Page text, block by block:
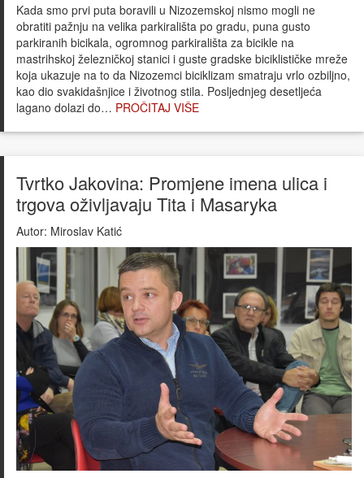
Kada smo prvi puta boravili u Nizozemskoj nismo mogli ne
obratiti pažnju na velika parkirališta po gradu, puna gusto
parkiranih bicikala, ogromnog parkirališta za bicikle na
mastrihskoj železničkoj stanici i guste gradske biciklističke mreže
koja ukazuje na to da Nizozemci biciklizam smatraju vrlo ozbiljno,
kao dio svakidašnjice i životnog stila. Posljednjeg desetljeća
lagano dolazi do… PROČITAJ VIŠE
Tvrtko Jakovina: Promjene imena ulica i
trgova oživljavaju Tita i Masaryka
Autor: Miroslav Katić